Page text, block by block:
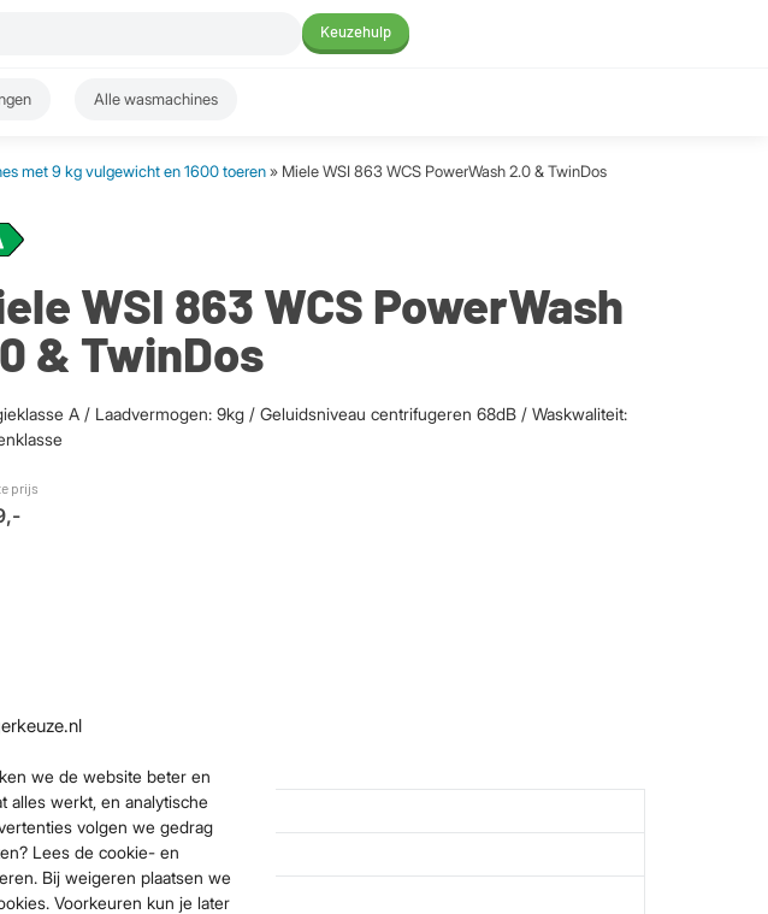
we de website beter en
alles werkt, en analytische
volgen we gedrag
Lees de cookie- en
Bij weigeren plaatsen we
Voorkeuren kun je later
Keuzehulp
Alle wasmachines
met 9 kg vulgewicht en 1600 toeren» Miele WSI 863 WCS PowerWash 2.0 & TwinDos
WSI 863 WCS PowerWash
& TwinDos
A / Laadvermogen: 9kg / Geluidsniveau centrifugeren 68dB / Waskwaliteit:
prijs
specs
9 kg
1600 rpm
A